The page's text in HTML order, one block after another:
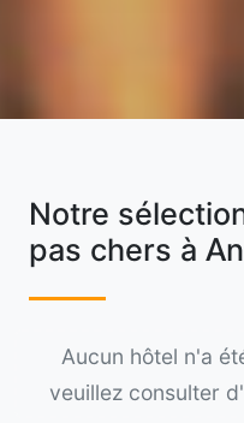
Notre
pas chers à
Aucun hôtel n'a
veuillez consulter